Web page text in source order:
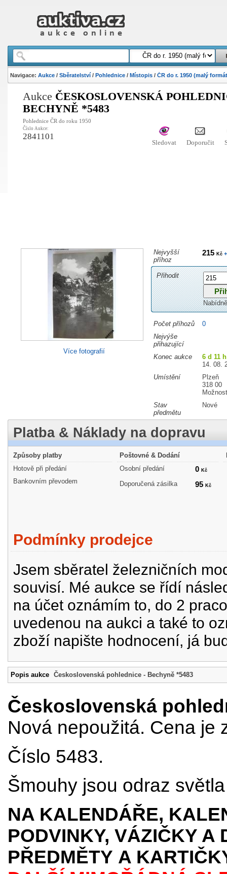
Navigace: Aukce/ Sběratelství/ Pohlednice/ Místopis/ ČR do r. 1950 (malý
Aukce ČESKOSLOVENSKÁ
BECHYNĚ *5483
Pohlednice ČR do roku 1950
Číslo Aukce:
2841101
Sledovat Doporučit
Více fotografií
Nejvyšší
příhoz
215 Kč+
Přihodit
Počet příhozů
0
Nejvýše
přihazující
Konec aukce
6 d 11
14. 08.
Umístění
Plzeň
318 00
Stav
předmětu
Nové
Platba & Náklady na dopravu
Způsoby platby
Hotově při předání
Bankovním převodem
Poštovné & Dodání
Osobní předání
0 Kč
Doporučená zásilka 95 Kč
Podmínky prodejce
Jsem sběratel železničních
souvisí. Mé aukce se řídí
na účet oznámím to, do 2
uvedenou na aukci a také to
zboží napište hodnocení, já
Popis aukce Československá pohlednice - Bechyně *5483
Československá
Nová nepoužitá. Cena je
Číslo 5483.
Šmouhy jsou odraz
NA KALENDÁŘE,
PODVINKY, VÁZIČKY A
PŘEDMĚTY A